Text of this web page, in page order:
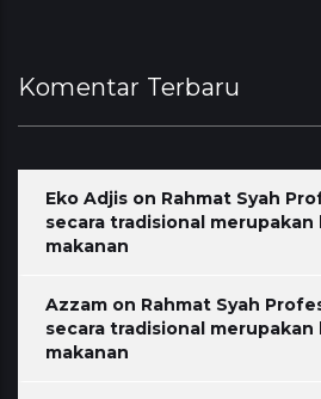
Komentar Terbaru
Eko Adjis on Rahmat Syah
secara tradisional merupakan
makanan
Azzam on Rahmat Syah
secara tradisional merupakan
makanan